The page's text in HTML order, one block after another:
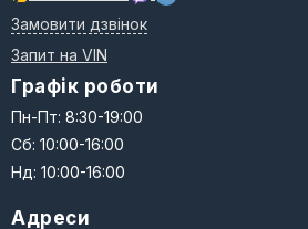
Замовити дзвінок
Запит на VIN
Графік роботи
Пн-Пт: 8:30-19:00
Сб: 10:00-16:00
Нд: 10:00-16:00
Адреси